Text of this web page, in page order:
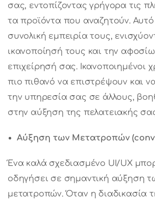
σας, εντοπίζοντας γρήγορα τις
τα προϊόντα που αναζητούν. Αυτό
συνολική εμπειρία τους,
ικανοποίησή τους και την
επιχείρησή σας. Ικανοποιημένοι
πιο πιθανό να επιστρέψουν και
την υπηρεσία σας σε άλλους,
στην αύξηση της πελατειακής
Αύξηση των Μετατροπών (
Ένα καλά σχεδιασμένο UI/UX
οδηγήσει σε σημαντική αύξηση
μετατροπών. Όταν η διαδικασία